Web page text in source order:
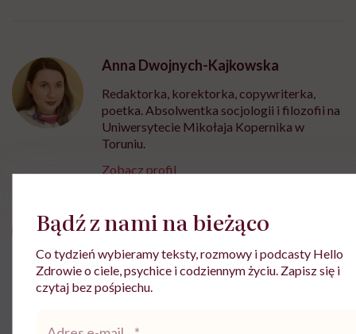
Anna Dwojnych-Kajkowska
Redaktorka, korektorka, copywriterka,
poetka. Absolwentka socjologii i filozofii na
Uniwersytecie Mikołaja Kopernika w
Toruniu.
Zobacz profil
Udostępnij
Powiązane tematy:
obgryzanie paznokci
Bądź z nami na bieżąco
Co tydzień wybieramy teksty, rozmowy i podcasty Hello
Zdrowie o ciele, psychice i codziennym życiu. Zapisz się i
czytaj bez pośpiechu.